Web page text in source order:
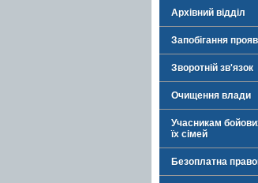
Архівний відділ
Запобігання
Зворотній зв'язок
Очищення влади
Учасникам
їх сімей
Безоплатна